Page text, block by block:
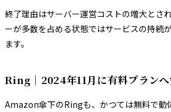
終了理由はサーバー運営コストの増大とさ
ーが多数を占める状態ではサービスの持続
ます。
Ring｜2024年11月に有料プラン
Amazon傘下のRingも、かつては無料で動